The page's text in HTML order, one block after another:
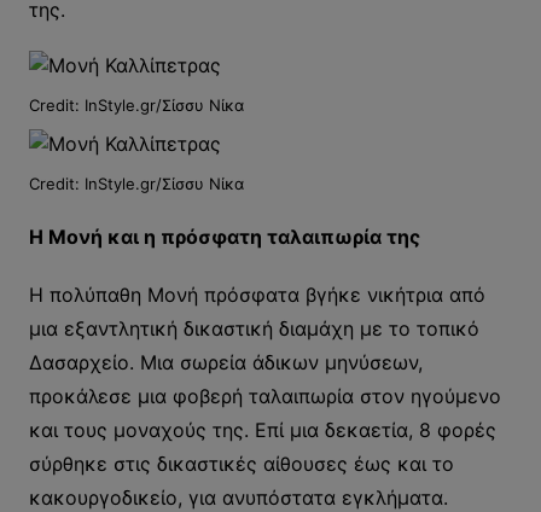
της.
Credit: InStyle.gr/Σίσσυ Νίκα
Credit: InStyle.gr/Σίσσυ Νίκα
Η Μονή και η πρόσφατη ταλαιπωρία της
Η πολύπαθη Μονή πρόσφατα βγήκε νικήτρια από
μια εξαντλητική δικαστική διαμάχη με το τοπικό
Δασαρχείο. Μια σωρεία άδικων μηνύσεων,
προκάλεσε μια φοβερή ταλαιπωρία στον ηγούμενο
και τους μοναχούς της. Επί μια δεκαετία, 8 φορές
σύρθηκε στις δικαστικές αίθουσες έως και το
κακουργοδικείο, για ανυπόστατα εγκλήματα.